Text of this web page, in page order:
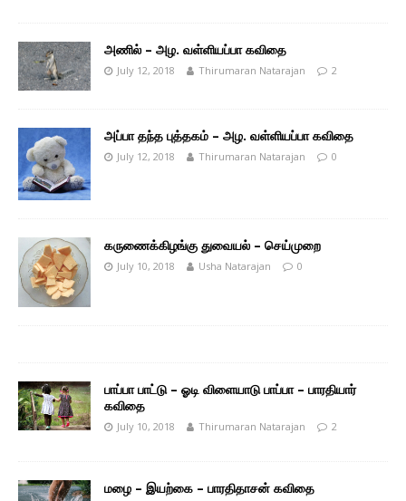
அணில் – அழ. வள்ளியப்பா கவிதை
July 12, 2018 Thirumaran Natarajan 2
அப்பா தந்த புத்தகம் – அழ. வள்ளியப்பா கவிதை
July 12, 2018 Thirumaran Natarajan 0
கருணைக்கிழங்கு துவையல் – செய்முறை
July 10, 2018 Usha Natarajan 0
பாப்பா பாட்டு – ஓடி விளையாடு பாப்பா – பாரதியார்
கவிதை
July 10, 2018 Thirumaran Natarajan 2
மழை – இயற்கை – பாரதிதாசன் கவிதை